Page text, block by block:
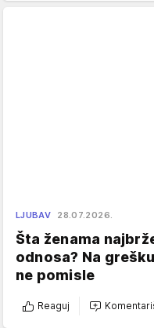
LJUBAV 28.07.2026.
Šta ženama
odnosa? Na
ne pomisle
Reaguj